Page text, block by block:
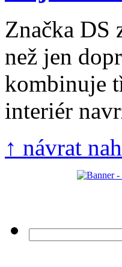
Značka DS
než jen
kombinuje
interiér
↑ návrat